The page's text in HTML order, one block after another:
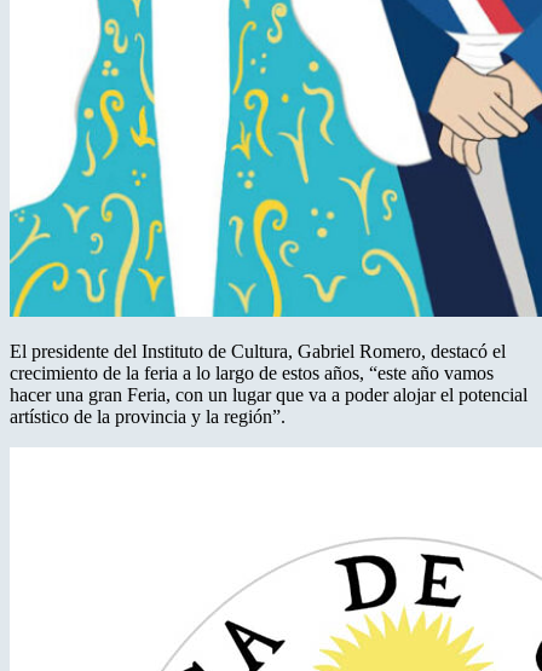
El presidente del Instituto de Cultura, Gabriel Romero, destacó el
crecimiento de la feria a lo largo de estos años, “este año vamos
hacer una gran Feria, con un lugar que va a poder alojar el potencial
artístico de la provincia y la región”.